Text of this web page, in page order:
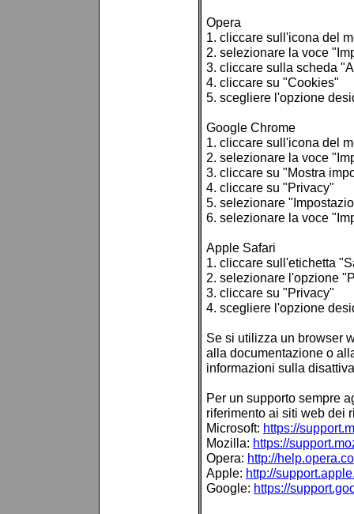
Opera
1. cliccare sull'icona del
2. selezionare la voce
3. cliccare sulla scheda
4. cliccare su "Cookies"
5. scegliere l'opzione
Google Chrome
1. cliccare sull'icona del
2. selezionare la voce
3. cliccare su "Mostra
4. cliccare su "Privacy"
5. selezionare
6. selezionare la voce
Apple Safari
1. cliccare sull'etichetta
2. selezionare l'opzione
3. cliccare su "Privacy"
4. scegliere l'opzione
Se si utilizza un browser
alla documentazione o
informazioni sulla
Per un supporto sempre
riferimento ai siti web dei
Microsoft: https://
Mozilla: https://
Opera: http://
Apple: http://
Google: https://